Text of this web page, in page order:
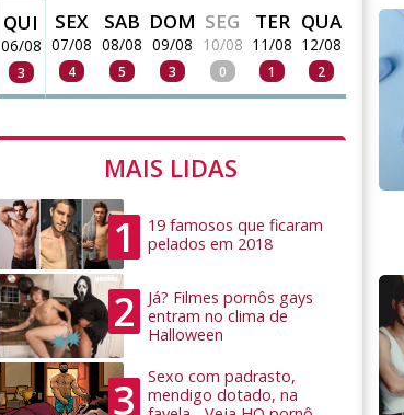
QUI
06/08
3
SEX
07/08
4
SAB
08/08
5
DOM
09/08
3
SEG
10/08
0
TER
11/08
1
QUA
12/08
2
MAIS LIDAS
1
19 famosos que ficaram
pelados em 2018
2
Já? Filmes pornôs gays
entram no clima de
Halloween
3
Sexo com padrasto,
mendigo dotado, na